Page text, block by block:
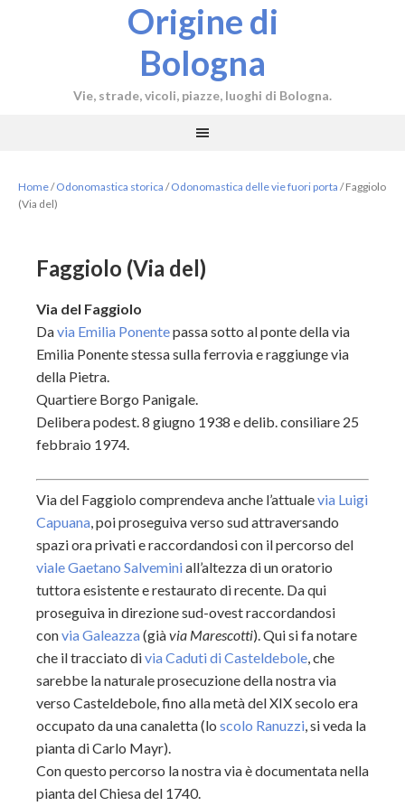
Origine di
Bologna
Vie, strade, vicoli, piazze, luoghi di Bologna.
Home/ Odonomastica storica / Odonomastica delle vie fuori porta /Faggiolo
(Via del)
Faggiolo (Via del)
Via del Faggiolo
Davia Emilia Ponentepassa sotto al ponte della via
Emilia Ponente stessa sulla ferrovia e raggiunge via
della Pietra.
Quartiere Borgo Panigale.
Delibera podest. 8 giugno 1938 e delib. consiliare 25
febbraio 1974.
Via del Faggiolo comprendeva anche l’attualevia Luigi
Capuana, poi proseguiva verso sud attraversando
spazi ora privati e raccordandosi con il percorso del
viale Gaetano Salveminiall’altezza di un oratorio
tuttora esistente e restaurato di recente. Da qui
proseguiva in direzione sud-ovest raccordandosi
convia Galeazza(giàvia Marescotti). Qui si fa notare
che il tracciato divia Caduti di Casteldebole, che
sarebbe la naturale prosecuzione della nostra via
verso Casteldebole, fino alla metà del XIX secolo era
occupato da una canaletta (lo scolo Ranuzzi, si veda la
pianta di Carlo Mayr).
Con questo percorso la nostra via è documentata nella
pianta del Chiesa del 1740.